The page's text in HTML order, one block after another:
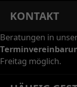
KONTAKT
Beratungen in
Freitag möglich.